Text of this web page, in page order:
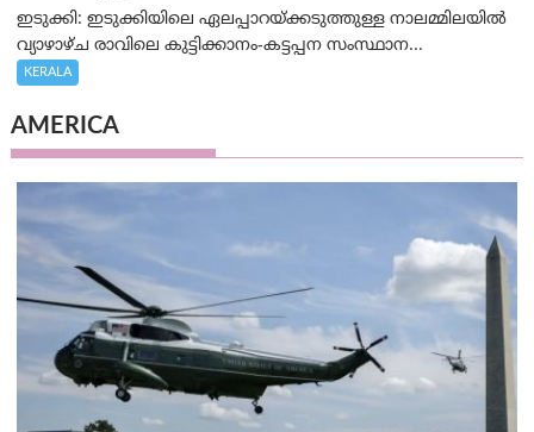
ഇടുക്കി: ഇടുക്കിയിലെ ഏലപ്പാറയ്ക്കടുത്തുള്ള നാലമ്മിലയിൽ
വ്യാഴാഴ്ച രാവിലെ കുട്ടിക്കാനം-കട്ടപ്പന സംസ്ഥാന...
KERALA
AMERICA